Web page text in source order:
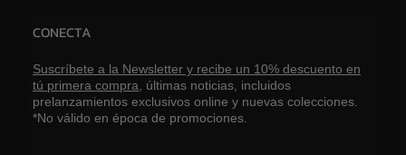
CONECTA
Suscríbete a la Newsletter y recibe un 10% descuento en
tú primera compra, últimas noticias, incluidos
prelanzamientos exclusivos online y nuevas colecciones.
*No válido en época de promociones.